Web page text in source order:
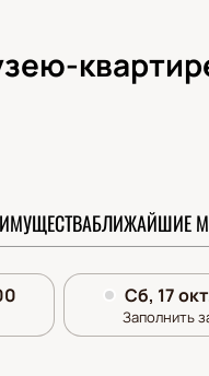
БЛИЖАЙШИЕ